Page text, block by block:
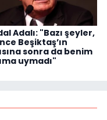
Adalı: "Bazı şeyler,
Beşiktaş’ın
sonra da benim
uymadı"